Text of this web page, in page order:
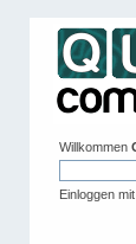
Willkommen
Einloggen